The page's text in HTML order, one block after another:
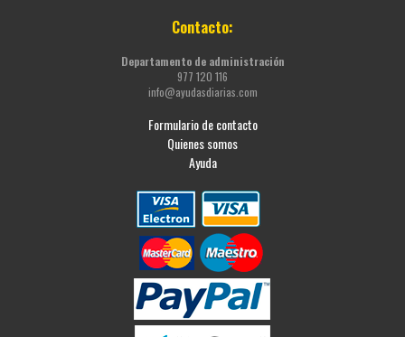
Contacto:
Departamento de administración
977 120 116
info@ayudasdiarias.com
Formulario de contacto
Quienes somos
Ayuda